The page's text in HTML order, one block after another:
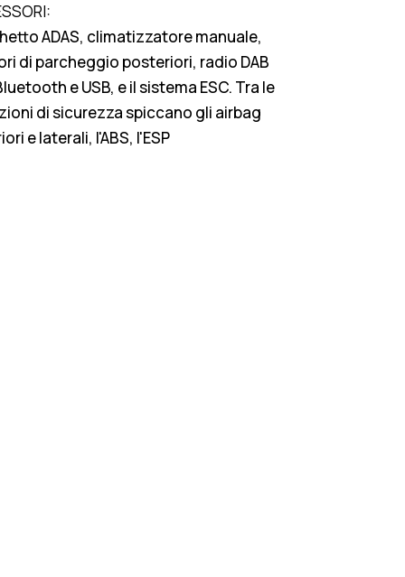
ADAS, climatizzatore manuale,
di parcheggio posteriori, radio DAB
e USB, e il sistema ESC. Tra le
di sicurezza spiccano gli airbag
e laterali, l'ABS, l'ESP